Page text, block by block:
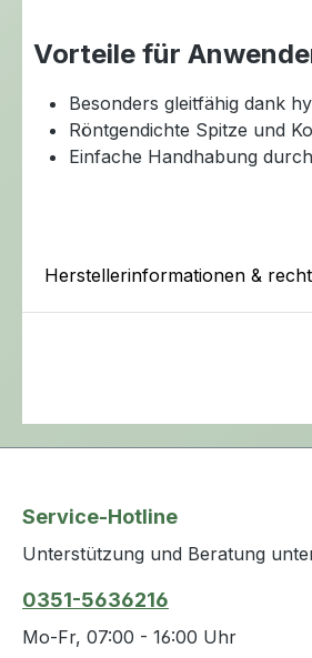
Vorteile für
Besonders gleitfähig dank
Röntgendichte Spitze und
Einfache Handhabung
Herstellerinformationen &
Service-Hotline
Unterstützung und Beratung
0351-5636216
Mo-Fr, 07:00 - 16:00 Uhr